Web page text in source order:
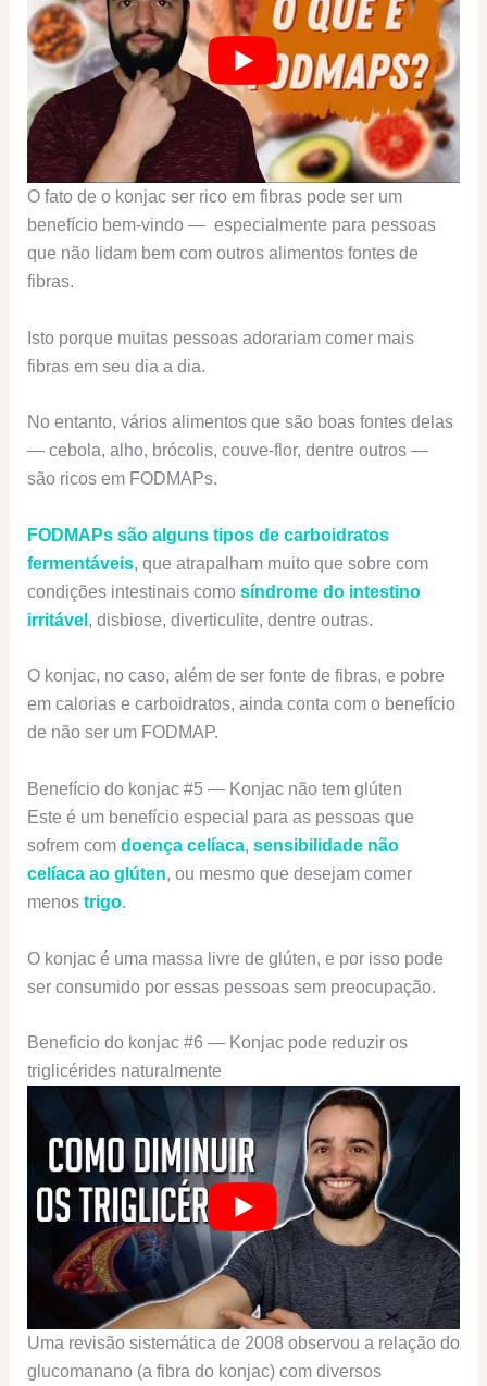
O fato de o konjac ser rico em fibras pode ser um
benefício bem-vindo — especialmente para pessoas
que não lidam bem com outros alimentos fontes de
fibras.
Isto porque muitas pessoas adorariam comer mais
fibras em seu dia a dia.
No entanto, vários alimentos que são boas fontes delas
— cebola, alho, brócolis, couve-flor, dentre outros —
são ricos em FODMAPs.
FODMAPs são alguns tipos de carboidratos
fermentáveis, que atrapalham muito que sobre com
condições intestinais como síndrome do intestino
irritável , disbiose, diverticulite, dentre outras.
O konjac, no caso, além de ser fonte de fibras, e pobre
em calorias e carboidratos, ainda conta com o benefício
de não ser um FODMAP.
Benefício do konjac #5 — Konjac não tem glúten
Este é um benefício especial para as pessoas que
sofrem com doença celíaca, sensibilidade não
celíaca ao glúten, ou mesmo que desejam comer
menos trigo.
O konjac é uma massa livre de glúten, e por isso pode
ser consumido por essas pessoas sem preocupação.
Beneficio do konjac #6 — Konjac pode reduzir os
triglicérides naturalmente
Uma revisão sistemática de 2008 observou a relação do
glucomanano (a fibra do konjac) com diversos